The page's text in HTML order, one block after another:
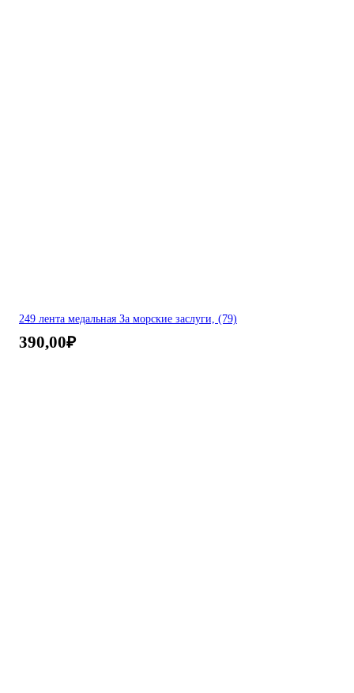
249 лента медальная За морские заслуги, (79)
390,00₽